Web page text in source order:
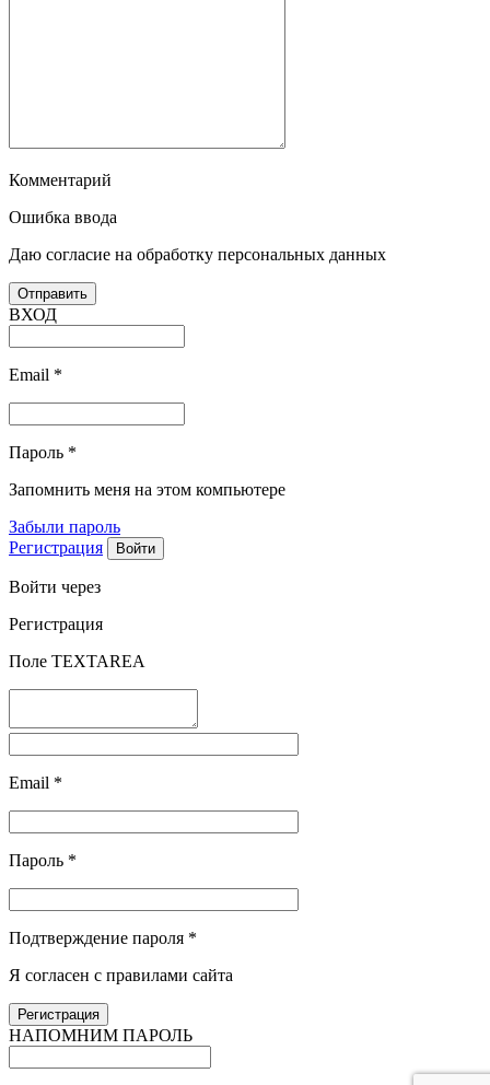
Комментарий
Ошибка ввода
Даю согласие на обработку персональных данных
ВХОД
Email *
Пароль *
Запомнить меня на этом компьютере
Забыли пароль
Регистрация
Войти через
Регистрация
Поле TEXTAREA
Email *
Пароль *
Подтверждение пароля *
Я согласен с правилами сайта
НАПОМНИМ ПАРОЛЬ